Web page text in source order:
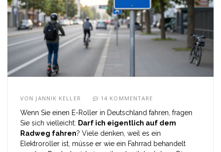
VON JANNIK KELLER 14 KOMMENTARE
Wenn Sie einen E-Roller in Deutschland fahren, fragen
Sie sich vielleicht: Darf ich eigentlich auf dem
Radweg fahren? Viele denken, weil es ein
Elektroroller ist, müsse er wie ein Fahrrad behandelt